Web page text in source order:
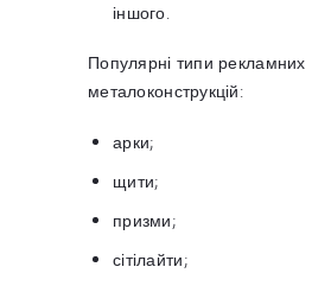
іншого.
Популярні типи рекламних
металоконструкцій:
арки;
щити;
призми;
сітілайти;